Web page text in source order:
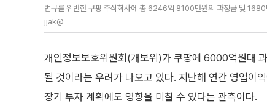
법규를 위반한 쿠팡 주식회사에 총 6246억 8100만원의 과징금 및 1680
jjak@
개인정보보호위원회(개보위)가 쿠팡에 6000억원대
될 것이라는 우려가 나오고 있다. 지난해 연간 영업이
장기 투자 계획에도 영향을 미칠 수 있다는 관측이다.